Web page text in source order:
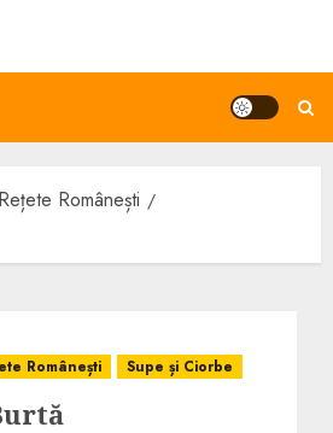
Rețete Românești
Românești Supe și Ciorbe